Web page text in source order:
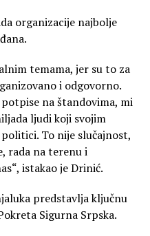
organizacije najbolje
temama, jer su to za
i odgovorno.
na štandovima, mi
ljudi koji svojim
To nije slučajnost,
rada na terenu i
istakao je Drinić.
predstavlja ključnu
Sigurna Srpska.